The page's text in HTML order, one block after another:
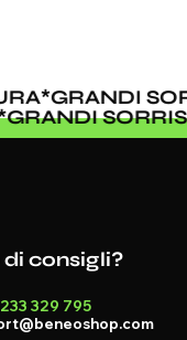
*GRANDI
*GRANDI
consigli?
329 795